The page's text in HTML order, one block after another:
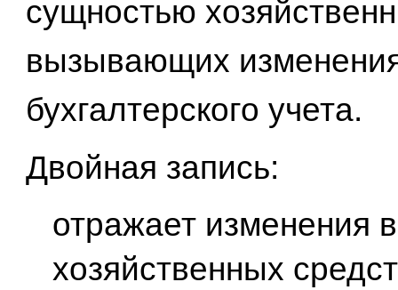
сущностью
вызывающих
бухгалтерского учета.
Двойная запись:
отражает изменения
хозяйственных